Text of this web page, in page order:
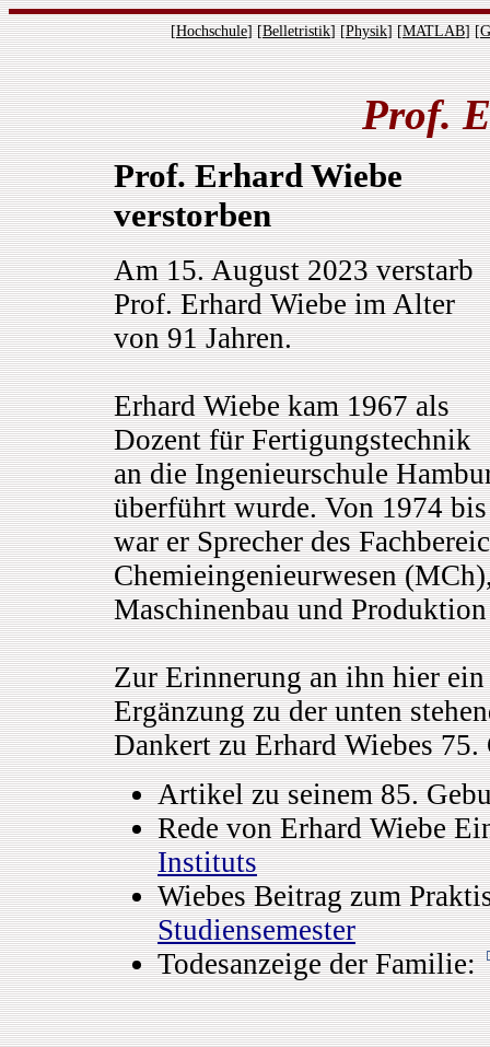
[Hochschule][Belletristik] [Physik] [MATLAB] [
Prof.
Prof. Erhard Wiebe
verstorben
Am 15. August 2023 verstarb
Prof. Erhard Wiebe im Alter
von 91 Jahren.
Erhard Wiebe kam 1967 als
Dozent für Fertigungstechnik
an die Ingenieurschule
überführt wurde. Von 1974
war er Sprecher des
Chemieingenieurwesen
Maschinenbau und
Zur Erinnerung an ihn hier
Ergänzung zu der unten
Dankert zu Erhard Wiebes 75.
Artikel zu seinem 85.
Rede von Erhard Wiebe
Instituts
Wiebes Beitrag zum
Studiensemester
Todesanzeige der Familie: